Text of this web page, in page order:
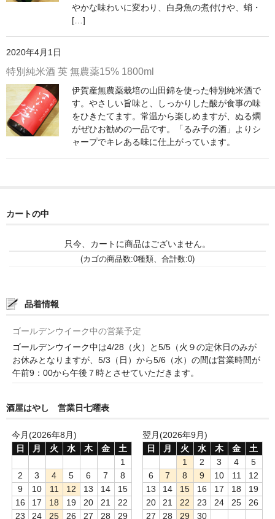
Petitjean Pienne（ﾌﾟﾁｼﾞｬﾝ･ﾋﾟｴﾝﾇ）
France Bourgogone/ﾌﾗﾝｽ･ﾌﾞﾙｺﾞｰﾆｭ
Pattes Loup（ﾊﾟｯﾄ・ﾙｰ）
Marcel Lapierre（ﾏﾙｾﾙ・ﾗﾋﾟｴｰﾙ）
Philippe Jambon（ﾌｨﾘｯﾌﾟ･ｼﾞｬﾝﾎﾞﾝ）
Roblet Monnot（ﾛﾌﾞﾚ･ﾓﾉ）
Les Vignerons d’Estezargues（ｴｽﾃｻﾞﾙｸﾞ協同組合）
Les Champs Libres（ﾚ･ｼｬﾝ･ﾘｰﾌﾞﾙ）
France Languedoc Roussillon / ﾗﾝｸﾞ･ﾄﾞｯｸ･ﾙｰｼｮﾝ
France Loire/ﾌﾗﾝｽ・ﾛﾜｰﾙ
Domaine des Bois Lucas（ﾄﾞﾒｰﾇ･ﾃﾞ･ﾎﾞｱ･ﾙｶ）
Fabulas（ﾌｧﾋﾞｭﾗｽ）
United States of America / ｱﾒﾘｶ合衆国
Broc Cellars（ﾌﾞﾛｯｸ・ｾﾗｰｽﾞ）
やかな味わいに変わり、白身魚の煮付けや、蛸・
[…]
2020年4月1日
特別純米酒 英 無農薬15% 1800ml
伊賀産無農薬栽培の山田錦を使った特別純米酒で
す。やさしい旨味と、しっかりした酸が食事の味
をひきたてます。常温から楽しめますが、ぬる燗
がぜひお勧めの一品です。「るみ子の酒」よりシ
ャープでキレある味に仕上がっています。
カートの中
只今、カートに商品はございません。
(カゴの商品数:0種類、合計数:0)
品着情報
ゴールデンウイーク中の営業予定
ゴールデンウイーク中は4/28（火）と5/5（火９の定休日のみが
お休みとなりますが、5/3（日）から5/6（水）の間は営業時間が
午前9：00から午後７時とさせていただきます。
酒屋はやし 営業日七曜表
今月(2026年8月)
日
月 火 水 木 金
土
1
2
3 4 5 6 7
8
9
10 11 12 13 14
15
16
17 18 19 20 21
22
23
24 25 26 27 28 29
翌月(2026年9月)
日
月 火 水 木 金
土
1
2 3 4
5
6
7 8 9 10 11
12
13
14 15 16 17 18
19
20
21 22 23 24 25
26
27
28 29 30